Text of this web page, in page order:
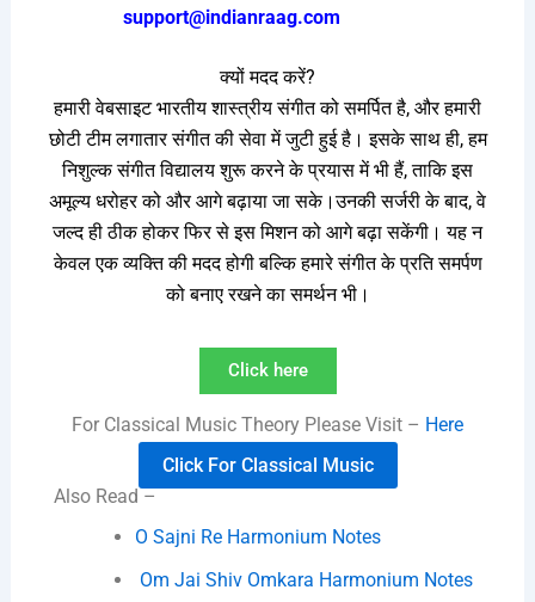
support@indianraag.com
क्यों मदद करें?
हमारी वेबसाइट भारतीय शास्त्रीय संगीत को समर्पित है, और हमारी
छोटी टीम लगातार संगीत की सेवा में जुटी हुई है। इसके साथ ही, हम
निशुल्क संगीत विद्यालय शुरू करने के प्रयास में भी हैं, ताकि इस
अमूल्य धरोहर को और आगे बढ़ाया जा सके।उनकी सर्जरी के बाद, वे
जल्द ही ठीक होकर फिर से इस मिशन को आगे बढ़ा सकेंगी। यह न
केवल एक व्यक्ति की मदद होगी बल्कि हमारे संगीत के प्रति समर्पण
को बनाए रखने का समर्थन भी।
Click here
For Classical Music Theory Please Visit – Here
Click For Classical Music
Also Read –
O Sajni Re Harmonium Notes
Om Jai Shiv Omkara Harmonium Notes